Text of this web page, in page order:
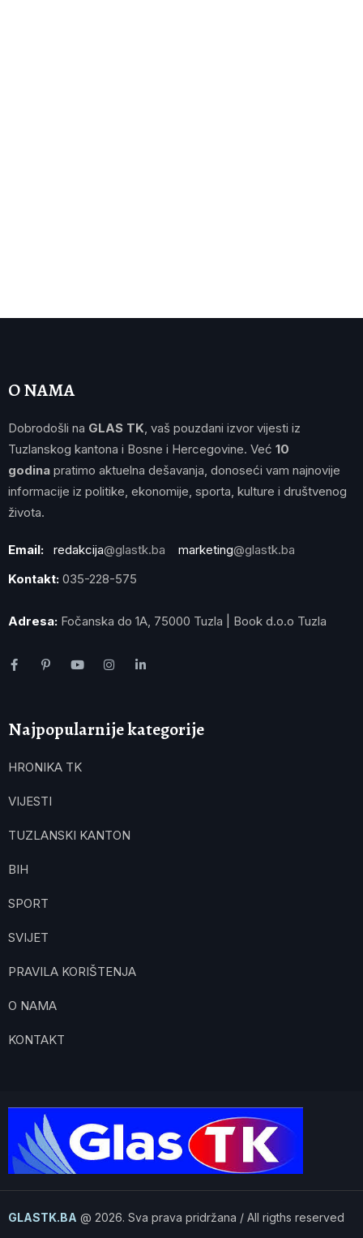
O NAMA
Dobrodošli na GLAS TK , vaš pouzdani izvor vijesti iz
Tuzlanskog kantona i Bosne i Hercegovine. Već 10
godina pratimo aktuelna dešavanja, donoseći vam najnovije
informacije iz politike, ekonomije, sporta, kulture i društvenog
života.
Email: redakcija@glastk.ba marketing@glastk.ba
Kontakt: 035-228-575
Adresa: Fočanska do 1A, 75000 Tuzla | Book d.o.o Tuzla
Najpopularnije kategorije
HRONIKA TK
VIJESTI
TUZLANSKI KANTON
BIH
SPORT
SVIJET
PRAVILA KORIŠTENJA
O NAMA
KONTAKT
GLASTK.BA @ 2026. Sva prava pridržana / All rigths reserved